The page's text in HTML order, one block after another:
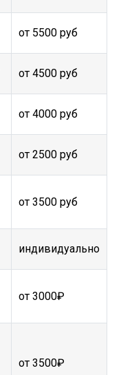
от 5500 руб
от 4500 руб
от 4000 руб
от 2500 руб
от 3500 руб
индивидуально
от 3000₽
от 3500₽